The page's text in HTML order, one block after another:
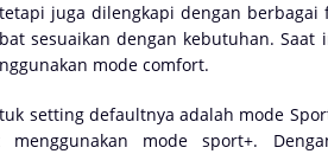
juga dilengkapi dengan
sesuaikan dengan kebutuhan.
mode comfort.
setting defaultnya adalah mode
menggunakan mode sport+.